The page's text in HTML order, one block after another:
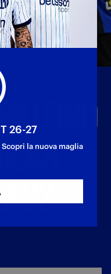
FINO
-
22
26-27
la nuova maglia